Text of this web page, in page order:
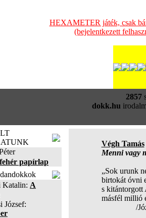
HEXAMETER játék, csak
(bejelentkezett
2857
dokk.hu
papírlap
Katalin: A
József:
Végh Tamás
Menni vagy
„Sok urunk
birtokát óvni
s kitántorgott
másfél millió
/József